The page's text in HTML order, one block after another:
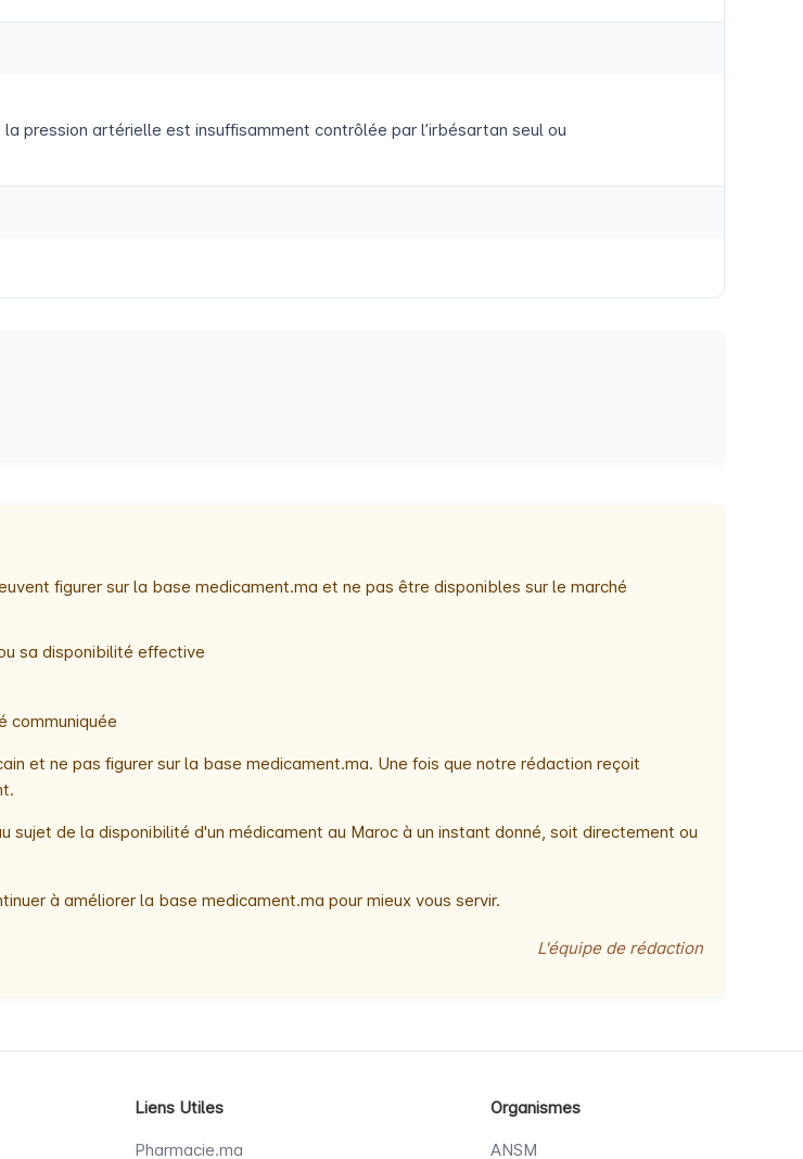
pression artérielle est insuffisamment contrôlée par l’irbésartan seul ou
figurer sur la base medicament.ma et ne pas être disponibles sur le marché
sa disponibilité effective
communiquée
et ne pas figurer sur la base medicament.ma. Une fois que notre rédaction reçoit
de la disponibilité d'un médicament au Maroc à un instant donné, soit directement ou
à améliorer la base medicament.ma pour mieux vous servir.
L'équipe de rédaction
Liens Utiles
Pharmacie.ma
Organismes
ANSM